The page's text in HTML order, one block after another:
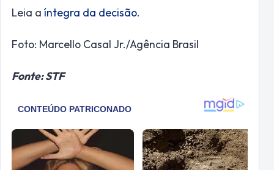
Leia a íntegra da decisão.
Foto: Marcello Casal Jr./Agência Brasil
Fonte: STF